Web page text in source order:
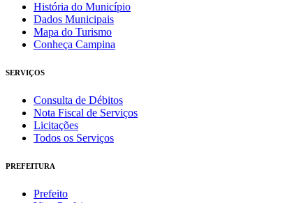
História do Município
Dados Municipais
Mapa do Turismo
Conheça Campina
SERVIÇOS
Consulta de Débitos
Nota Fiscal de Serviços
Licitações
Todos os Serviços
PREFEITURA
Prefeito